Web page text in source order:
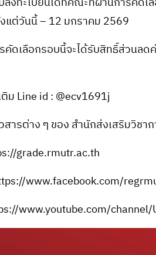
แต่วันนี้ – 12 มกราคม 2569
คัดเลือกรอบนี้จะได้รับสิทธิ์ส่วนล
ม Line id : @ecv1691j
ารต่าง ๆ ของ สำนักส่งเสริมวิชาก
grade.rmutr.ac.th
www.facebook.com/
www.youtube.com/